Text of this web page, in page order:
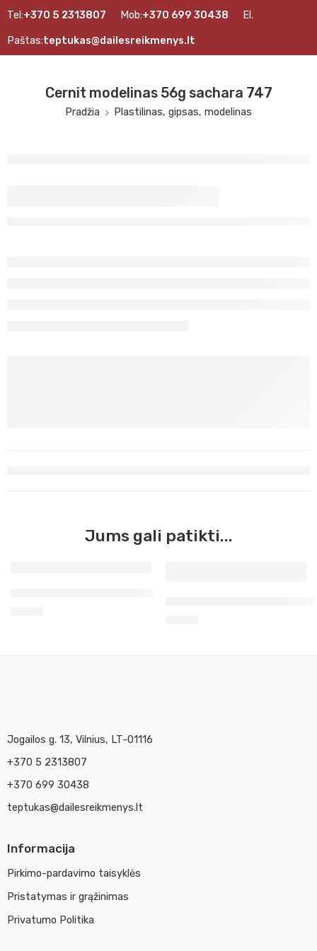
Tel:+370 5 2313807 Mob:+370 699 30438 El.
Paštas:teptukas@dailesreikmenys.lt
Cernit modelinas 56g sachara 747
Pradžia Plastilinas, gipsas, modelinas
Jums gali patikti...
Jogailos g. 13, Vilnius, LT-01116
+370 5 2313807
+370 699 30438
teptukas@dailesreikmenys.lt
Informacija
Pirkimo-pardavimo taisyklės
Pristatymas ir grąžinimas
Privatumo Politika